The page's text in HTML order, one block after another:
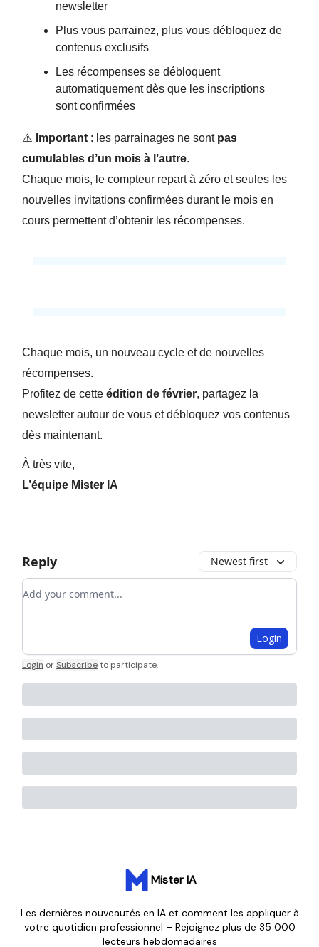
newsletter
Plus vous parrainez, plus vous débloquez de
contenus exclusifs
Les récompenses se débloquent
automatiquement dès que les inscriptions
sont confirmées
⚠️ Important : les parrainages ne sont pas
cumulables d’un mois à l’autre.
Chaque mois, le compteur repart à zéro et seules les
nouvelles invitations confirmées durant le mois en
cours permettent d’obtenir les récompenses.
Chaque mois, un nouveau cycle et de nouvelles
récompenses.
Profitez de cette édition de février, partagez la
newsletter autour de vous et débloquez vos contenus
dès maintenant.
À très vite,
L’équipe Mister IA
Reply Newest first
Add your comment
Login
Login orSubscribeto participate.
Mister IA
Les dernières nouveautés en IA et comment les appliquer à
votre quotidien professionnel – Rejoignez plus de 35 000
lecteurs hebdomadaires